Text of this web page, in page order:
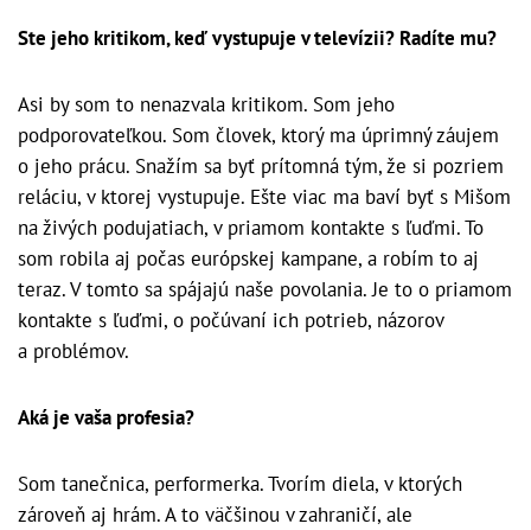
Ste jeho kritikom, keď vystupuje v televízii? Radíte mu?
Asi by som to nenazvala kritikom. Som jeho
podporovateľkou. Som človek, ktorý ma úprimný záujem
o jeho prácu. Snažím sa byť prítomná tým, že si pozriem
reláciu, v ktorej vystupuje. Ešte viac ma baví byť s Mišom
na živých podujatiach, v priamom kontakte s ľuďmi. To
som robila aj počas európskej kampane, a robím to aj
teraz. V tomto sa spájajú naše povolania. Je to o priamom
kontakte s ľuďmi, o počúvaní ich potrieb, názorov
a problémov.
Aká je vaša profesia?
Som tanečnica, performerka. Tvorím diela, v ktorých
zároveň aj hrám. A to väčšinou v zahraničí, ale